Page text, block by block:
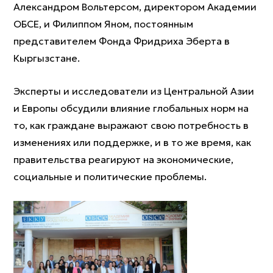
Александром Вольтерсом, директором Академии
ОБСЕ, и Филиппом Яном, постоянным
представителем Фонда Фридриха Эберта в
Кыргызстане.
Эксперты и исследователи из Центральной Азии
и Европы обсудили влияние глобальных норм на
то, как граждане выражают свою потребность в
изменениях или поддержке, и в то же время, как
правительства реагируют на экономические,
социальные и политические проблемы.